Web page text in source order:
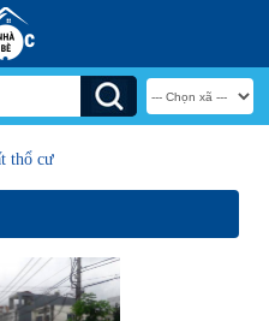
thổ cư